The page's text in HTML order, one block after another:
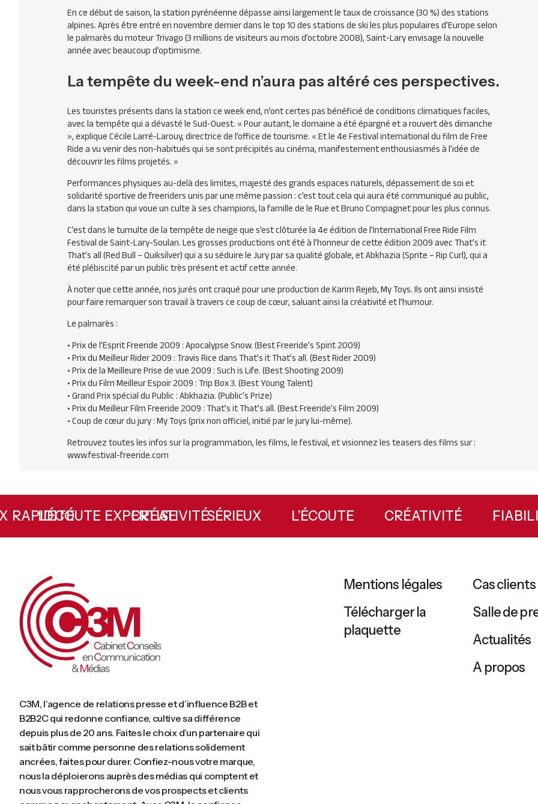
En ce début de saison, la station pyrénéenne dépasse ainsi largement le taux de croissance (30 %) des stations
alpines. Après être entré en novembre dernier dans le top 10 des stations de ski les plus populaires d’Europe selon
le palmarès du moteur Trivago (3 millions de visiteurs au mois d’octobre 2008), Saint-Lary envisage la nouvelle
année avec beaucoup d’optimisme.
La tempête du week-end n’aura pas altéré ces perspectives.
Les touristes présents dans la station ce week end, n’ont certes pas bénéficié de conditions climatiques faciles,
avec la tempête qui a dévasté le Sud-Ouest. « Pour autant, le domaine a été épargné et a rouvert dès dimanche
», explique Cécile Larré-Larouy, directrice de l’office de tourisme. « Et le 4e Festival international du film de Free
Ride a vu venir des non-habitués qui se sont précipités au cinéma, manifestement enthousiasmés à l’idée de
découvrir les films projetés. »
Performances physiques au-delà des limites, majesté des grands espaces naturels, dépassement de soi et
solidarité sportive de freeriders unis par une même passion : c’est tout cela qui aura été communiqué au public,
dans la station qui voue un culte à ses champions, la famille de le Rue et Bruno Compagnet pour les plus connus.
C’est dans le tumulte de la tempête de neige que s’est clôturée la 4e édition de l’International Free Ride Film
Festival de Saint-Lary-Soulan. Les grosses productions ont été à l’honneur de cette édition 2009 avec That’s it
That’s all (Red Bull – Quiksilver) qui a su séduire le Jury par sa qualité globale, et Abkhazia (Sprite – Rip Curl), qui a
été plébiscité par un public très présent et actif cette année.
À noter que cette année, nos jurés ont craqué pour une production de Karim Rejeb, My Toys. Ils ont ainsi insisté
pour faire remarquer son travail à travers ce coup de cœur, saluant ainsi la créativité et l’humour.
Le palmarès :
• Prix de l’Esprit Freeride 2009 : Apocalypse Snow. (Best Freeride’s Spirit 2009)
• Prix du Meilleur Rider 2009 : Travis Rice dans That’s it That’s all. (Best Rider 2009)
• Prix de la Meilleure Prise de vue 2009 : Such is Life. (Best Shooting 2009)
• Prix du Film Meilleur Espoir 2009 : Trip Box 3. (Best Young Talent)
• Grand Prix spécial du Public : Abkhazia. (Public’s Prize)
• Prix du Meilleur Film Freeride 2009 : That’s it That’s all. (Best Freeride’s Film 2009)
• Coup de cœur du jury : My Toys (prix non officiel, initié par le jury lui-même).
Retrouvez toutes les infos sur la programmation, les films, le festival, et visionnez les teasers des films sur :
www.festival-freeride.com
L’ÉCOUTE CRÉATIVITÉ
RAPIDITÉ EXPERTISE SÉRIEUX L’ÉCOUTE CRÉATIVITÉ
C3M, l’agence de relations presse et d’influence B2B et
B2B2C qui redonne confiance, cultive sa différence
depuis plus de 20 ans. Faites le choix d’un partenaire qui
sait bâtir comme personne des relations solidement
ancrées, faites pour durer. Confiez-nous votre marque,
nous la déploierons auprès des médias qui comptent et
nous vous rapprocherons de vos prospects et clients
Mentions légales
Télécharger la
plaquette
Cas clients
Salle de
Actualités
A propos